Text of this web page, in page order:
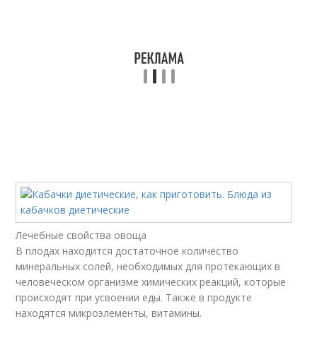
Лечебные свойства овоща
В плодах находится достаточное количество
минеральных солей, необходимых для протекающих в
человеческом организме химических реакций, которые
происходят при усвоении еды. Также в продукте
находятся микроэлементы, витамины.